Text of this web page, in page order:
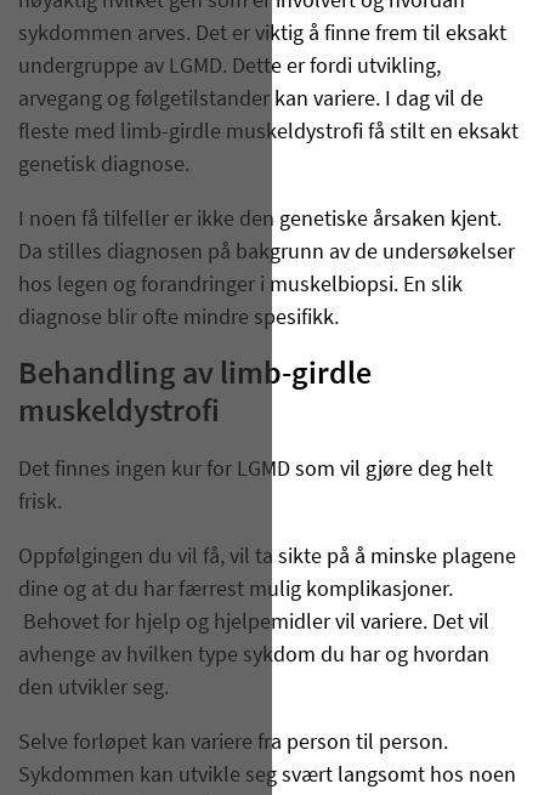
sykdommen arves. Det er viktig å finne frem til eksakt
undergruppe av LGMD. Dette er fordi utvikling,
arvegang og følgetilstander kan variere. I dag vil de
fleste med limb-girdle muskeldystrofi få stilt en eksakt
genetisk diagnose.
I noen få tilfeller er ikke den genetiske årsaken kjent.
Da stilles diagnosen på bakgrunn av de undersøkelser
hos legen og forandringer i muskelbiopsi. En slik
diagnose blir ofte mindre spesifikk.
Behandling av limb-girdle
muskeldystrofi
Det finnes ingen kur for LGMD som vil gjøre deg helt
frisk.
Oppfølgingen du vil få, vil ta sikte på å minske plagene
dine og at du har færrest mulig komplikasjoner.
Behovet for hjelp og hjelpemidler vil variere. Det vil
avhenge av hvilken type sykdom du har og hvordan
den utvikler seg.
Selve forløpet kan variere fra person til person.
Sykdommen kan utvikle seg svært langsomt hos noen